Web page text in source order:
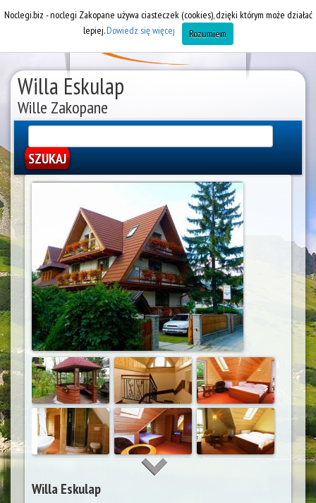
Willa Eskulap
Wille Zakopane
Willa Eskulap
Noclegi.biz - noclegi Zakopane używa ciasteczek (cookies), dzięki którym może działać
lepiej.Dowiedz się więcej Rozumiem